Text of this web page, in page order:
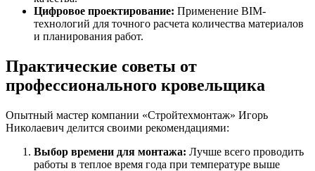
Цифровое проектирование: Применение BIM-
технологий для точного расчета количества материалов
и планирования работ.
Практические советы от
профессионального кровельщика
Опытный мастер компании «Стройтехмонтаж» Игорь
Николаевич делится своими рекомендациями:
Выбор времени для монтажа: Лучше всего проводить
работы в теплое время года при температуре выше